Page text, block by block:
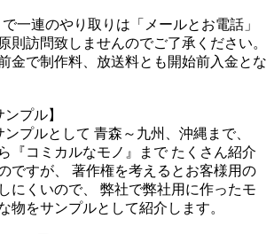
一連のやり取りは「メールとお電話」
則訪問致しませんのでご了承ください。
金で制作料、放送料とも開始前入金とな
プル】
プルとして 青森～九州、沖縄まで、
『コミカルなモノ』まで たくさん紹介
ですが、 著作権を考えるとお客様用の
にくいので、 弊社で弊社用に作ったモ
物をサンプルとして紹介します。